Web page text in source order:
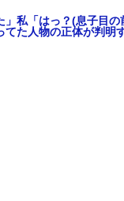
」私「はっ？(息子目
た人物の正体が判明